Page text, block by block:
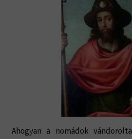
Ahogyan a nomádok